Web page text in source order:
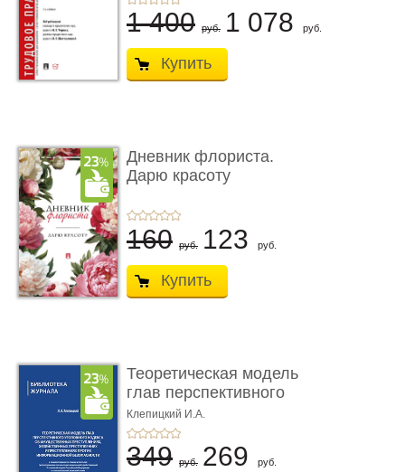
1 400 руб. 1 078 руб.
Купить
Дневник флориста.
Дарю красоту
160 руб. 123 руб.
Купить
Теоретическая модель
глав перспективного
УК о ...
Клепицкий И.А.
349 руб. 269 руб.